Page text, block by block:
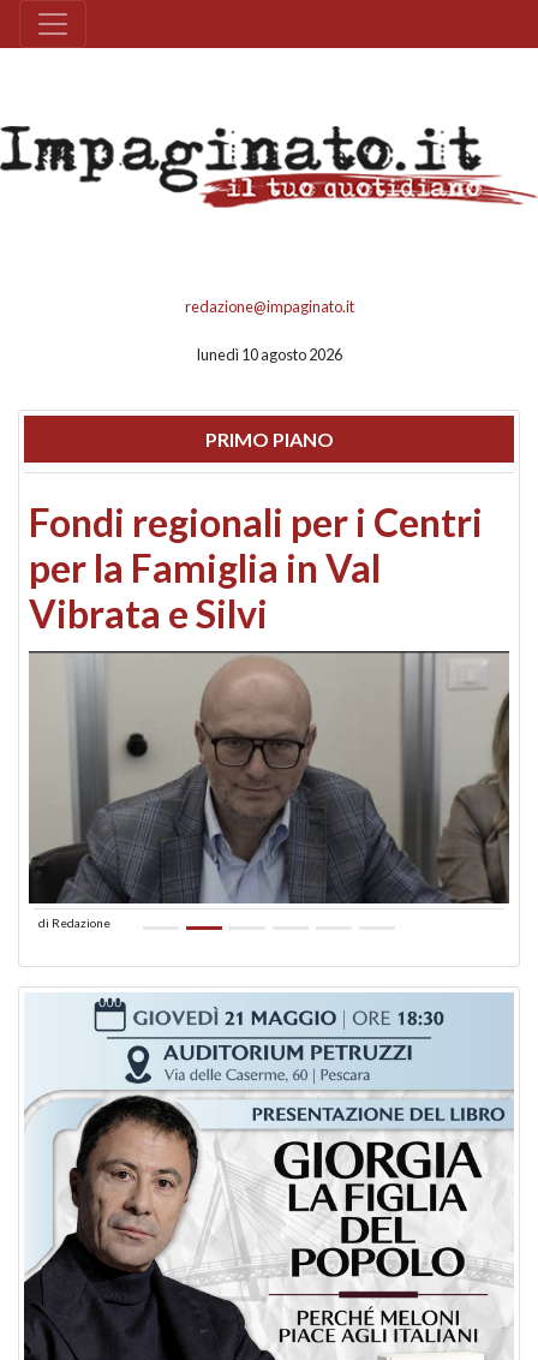
redazione@impaginato.it
lunedì 10 agosto 2026
PRIMO PIANO
Fondi regionali per i Centri
per la Famiglia in Val
Vibrata e Silvi
di Redazione